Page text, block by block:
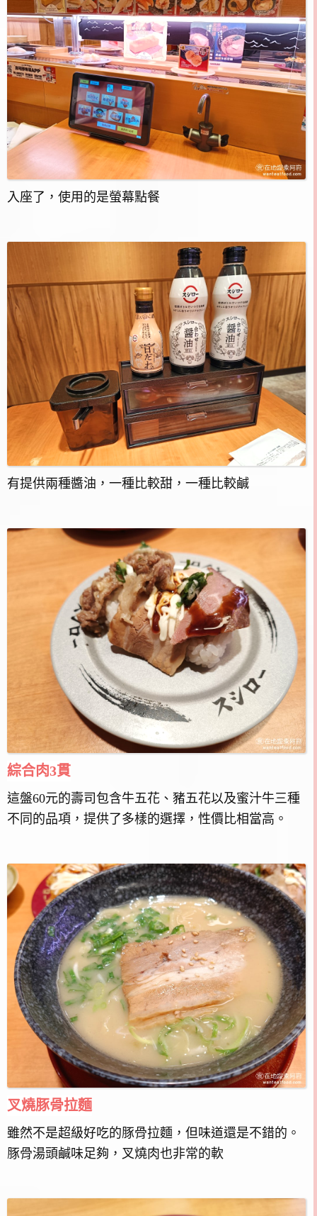
入座了，使用的是螢幕點餐
有提供兩種醬油，一種比較甜，一種比較鹹
綜合肉3貫
這盤60元的壽司包含牛五花、豬五花以及蜜汁牛三種
不同的品項，提供了多樣的選擇，性價比相當高。
叉燒豚骨拉麵
雖然不是超級好吃的豚骨拉麵，但味道還是不錯的。
豚骨湯頭鹹味足夠，叉燒肉也非常的軟